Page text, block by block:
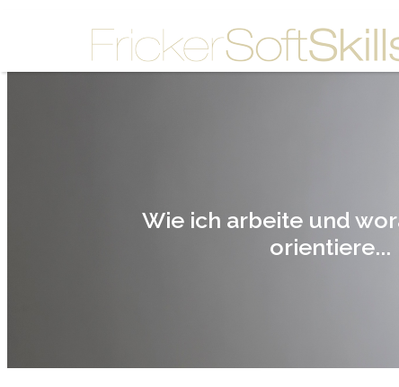
Wie ich arbeite und
orientiere...